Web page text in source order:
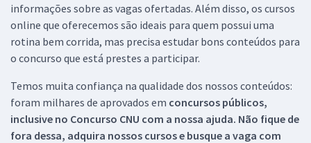
informações sobre as vagas ofertadas. Além disso, os cursos
online que oferecemos são ideais para quem possui uma
rotina bem corrida, mas precisa estudar bons conteúdos para
o concurso que está prestes a participar.
Temos muita confiança na qualidade dos nossos conteúdos:
foram milhares de aprovados em concursos públicos,
inclusive no Concurso CNU com a nossa ajuda. Não fique de
fora dessa, adquira nossos cursos e busque a vaga com